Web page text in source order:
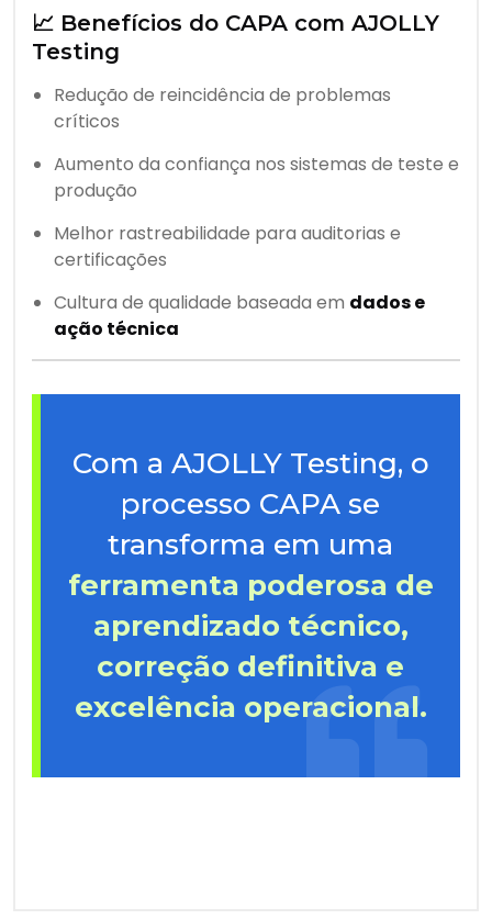
📈 Benefícios do CAPA com AJOLLY
Testing
Redução de reincidência de problemas
críticos
Aumento da confiança nos sistemas de teste e
produção
Melhor rastreabilidade para auditorias e
certificações
Cultura de qualidade baseada em dados e
ação técnica
Com a AJOLLY Testing, o
processo CAPA se
transforma em uma
ferramenta poderosa de
aprendizado técnico,
correção definitiva e
excelência operacional.